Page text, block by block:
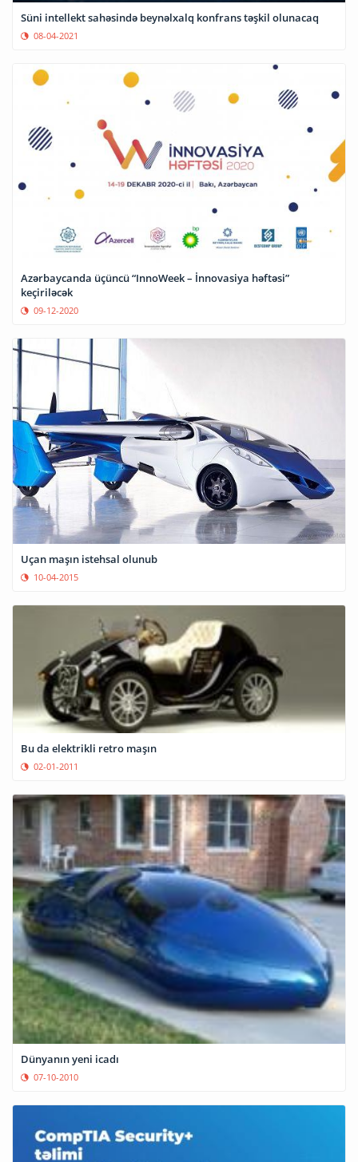
Süni intellekt sahəsində beynəlxalq konfrans təşkil olunacaq
08-04-2021
Azərbaycanda üçüncü “InnoWeek – İnnovasiya həftəsi”
keçiriləcək
09-12-2020
Uçan maşın istehsal olunub
10-04-2015
Bu da elektrikli retro maşın
02-01-2011
Dünyanın yeni icadı
07-10-2010